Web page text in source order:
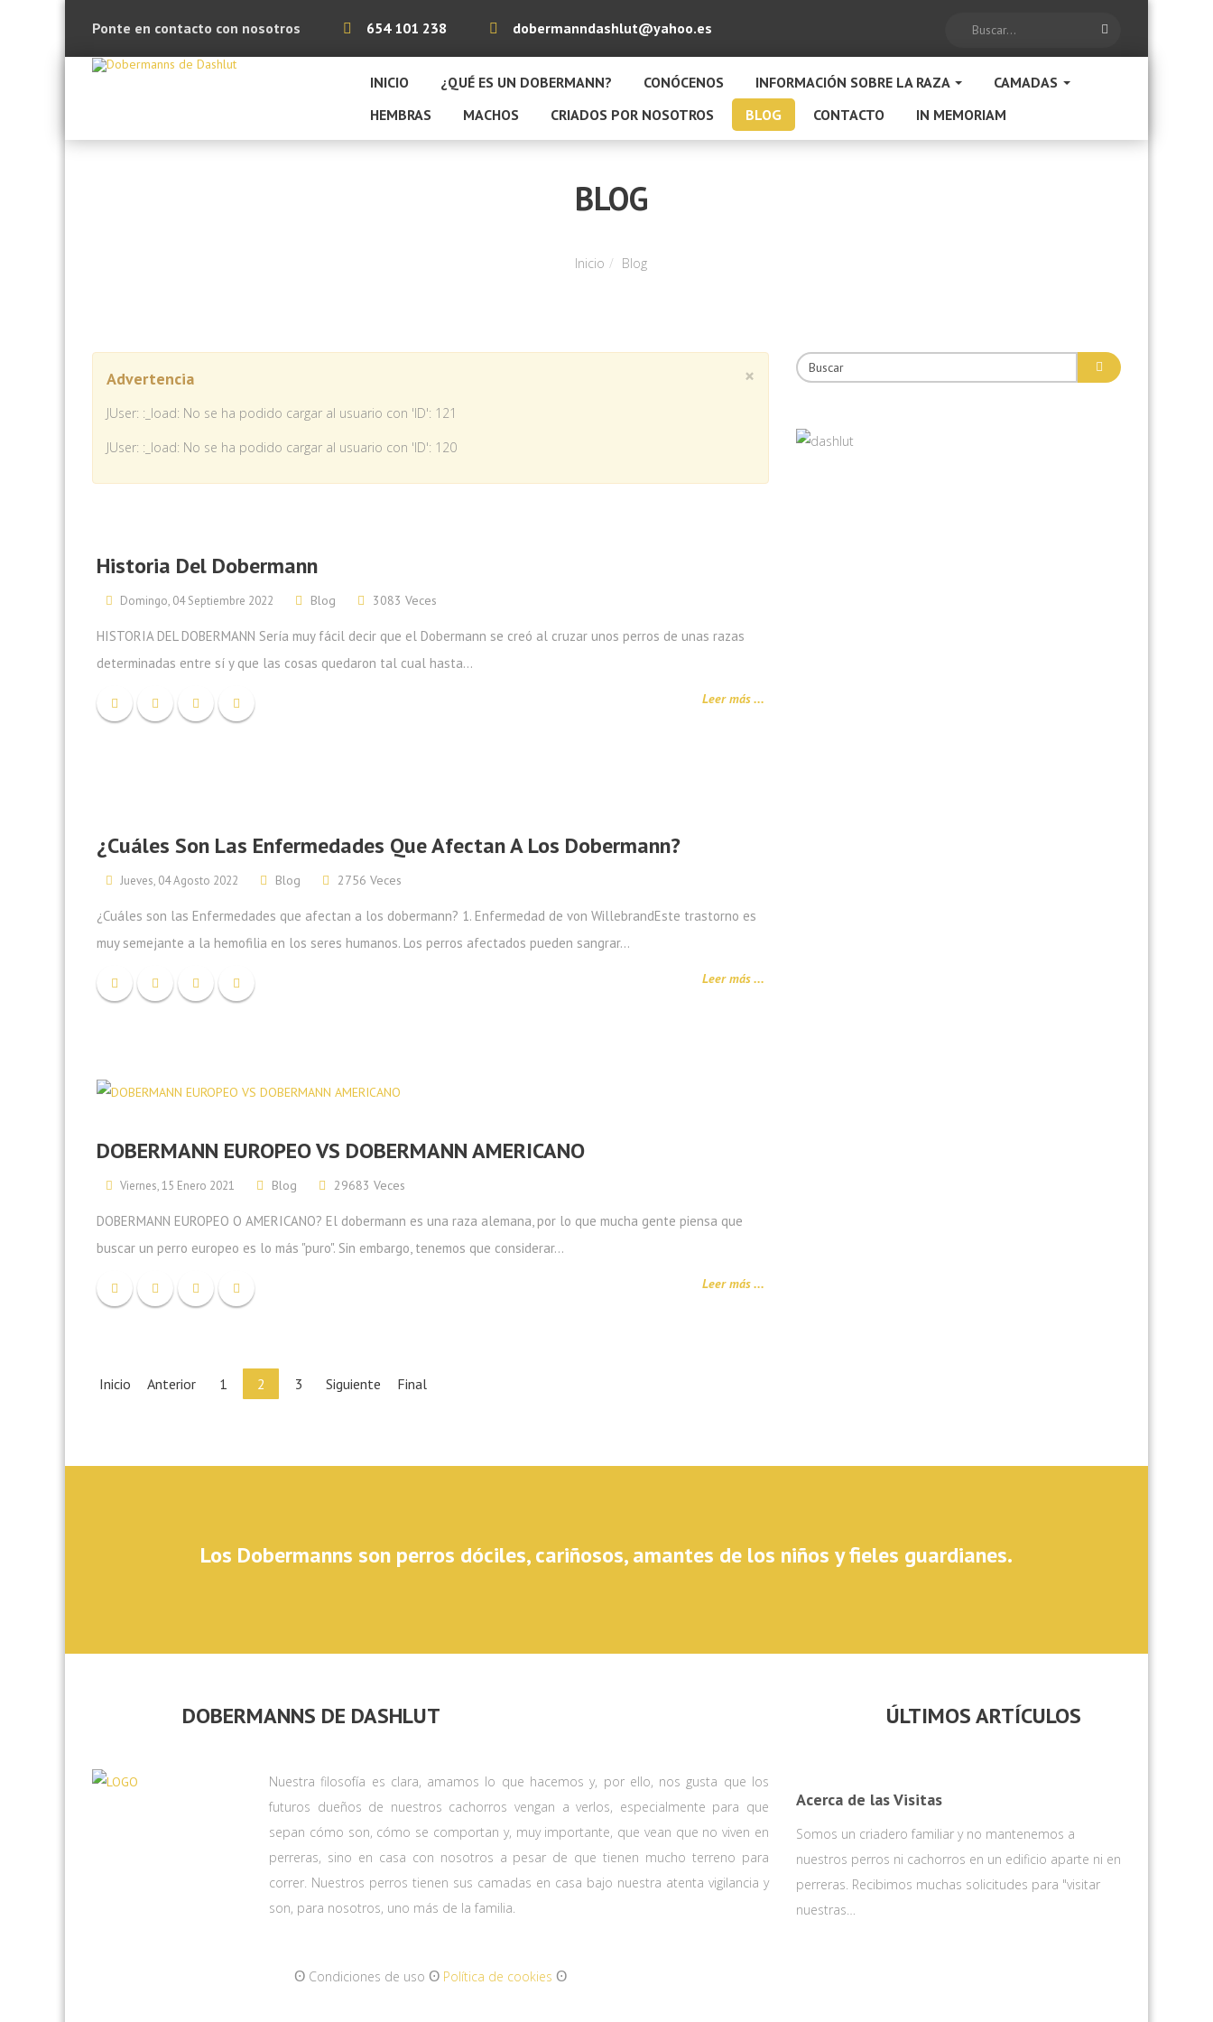
Ponte en contacto con nosotros 654 101 238 dobermanndashlut@yahoo.es Search
INICIO ¿QUÉ ES UN DOBERMANN? CONÓCENOS INFORMACIÓN SOBRE LA RAZA
CAMADAS
HEMBRAS
MACHOS CRIADOS POR NOSOTROS BLOG CONTACTO IN MEMORIAM
BLOG
Inicio Blog
×
Advertencia
JUser: :_load: No se ha podido cargar al usuario con 'ID': 121
JUser: :_load: No se ha podido cargar al usuario con 'ID': 120
Historia Del Dobermann
Domingo, 04 Septiembre 2022 Blog 3083 Veces
HISTORIA DEL DOBERMANN Sería muy fácil decir que el Dobermann se creó al cruzar unos perros de unas razas
determinadas entre sí y que las cosas quedaron tal cual hasta…
Leer más ...
¿Cuáles Son Las Enfermedades Que Afectan A Los Dobermann?
Jueves, 04 Agosto 2022 Blog 2756 Veces
¿Cuáles son las Enfermedades que afectan a los dobermann? 1. Enfermedad de von WillebrandEste trastorno es
muy semejante a la hemofilia en los seres humanos. Los perros afectados pueden sangrar…
Leer más ...
DOBERMANN EUROPEO VS DOBERMANN AMERICANO
Viernes, 15 Enero 2021 Blog 29683 Veces
DOBERMANN EUROPEO O AMERICANO? El dobermann es una raza alemana, por lo que mucha gente piensa que
buscar un perro europeo es lo más "puro". Sin embargo, tenemos que considerar…
Leer más ...
Inicio Anterior 1 2 3 Siguiente Final
Los Dobermanns son perros dóciles, cariñosos, amantes de los niños y fieles guardianes.
DOBERMANNS DE DASHLUT
Nuestra filosofía es clara, amamos lo que hacemos y, por ello, nos gusta que los
futuros dueños de nuestros cachorros vengan a verlos, especialmente para que
sepan cómo son, cómo se comportan y, muy importante, que vean que no viven en
perreras, sino en casa con nosotros a pesar de que tienen mucho terreno para
correr. Nuestros perros tienen sus camadas en casa bajo nuestra atenta vigilancia y
son, para nosotros, uno más de la familia.
ʘ Condiciones de uso ʘ Política de cookies ʘ
ÚLTIMOS ARTÍCULOS
Acerca de las Visitas
Somos un criadero familiar y no mantenemos a
nuestros perros ni cachorros en un edificio aparte ni en
perreras. Recibimos muchas solicitudes para "visitar
nuestras…